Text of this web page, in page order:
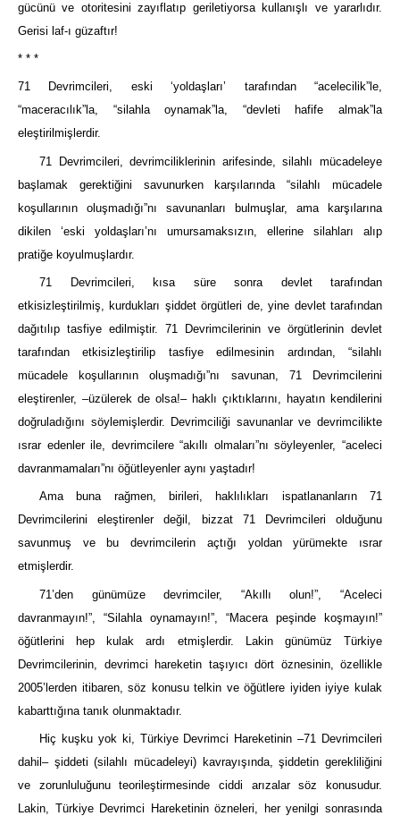
gücünü ve otoritesini zayıflatıp geriletiyorsa kullanışlı ve yararlıdır.
Gerisi laf-ı güzaftır!
* * *
71 Devrimcileri, eski ‘yoldaşları’ tarafından “acelecilik”le,
“maceracılık”la, “silahla oynamak”la, “devleti hafife almak”la
eleştirilmişlerdir.
71 Devrimcileri, devrimciliklerinin arifesinde, silahlı mücadeleye
başlamak gerektiğini savunurken karşılarında “silahlı mücadele
koşullarının oluşmadığı”nı savunanları bulmuşlar, ama karşılarına
dikilen ‘eski yoldaşları’nı umursamaksızın, ellerine silahları alıp
pratiğe koyulmuşlardır.
71 Devrimcileri, kısa süre sonra devlet tarafından
etkisizleştirilmiş, kurdukları şiddet örgütleri de, yine devlet tarafından
dağıtılıp tasfiye edilmiştir. 71 Devrimcilerinin ve örgütlerinin devlet
tarafından etkisizleştirilip tasfiye edilmesinin ardından, “silahlı
mücadele koşullarının oluşmadığı”nı savunan, 71 Devrimcilerini
eleştirenler, –üzülerek de olsa!– haklı çıktıklarını, hayatın kendilerini
doğruladığını söylemişlerdir. Devrimciliği savunanlar ve devrimcilikte
ısrar edenler ile, devrimcilere “akıllı olmaları”nı söyleyenler, “aceleci
davranmamaları”nı öğütleyenler aynı yaştadır!
Ama buna rağmen, birileri, haklılıkları ispatlananların 71
Devrimcilerini eleştirenler değil, bizzat 71 Devrimcileri olduğunu
savunmuş ve bu devrimcilerin açtığı yoldan yürümekte ısrar
etmişlerdir.
71’den günümüze devrimciler, “Akıllı olun!”, “Aceleci
davranmayın!”, “Silahla oynamayın!”, “Macera peşinde koşmayın!”
öğütlerini hep kulak ardı etmişlerdir. Lakin günümüz Türkiye
Devrimcilerinin, devrimci hareketin taşıyıcı dört öznesinin, özellikle
2005’lerden itibaren, söz konusu telkin ve öğütlere iyiden iyiye kulak
kabarttığına tanık olunmaktadır.
Hiç kuşku yok ki, Türkiye Devrimci Hareketinin –71 Devrimcileri
dahil– şiddeti (silahlı mücadeleyi) kavrayışında, şiddetin gerekliliğini
ve zorunluluğunu teorileştirmesinde ciddi arızalar söz konusudur.
Lakin, Türkiye Devrimci Hareketinin özneleri, her yenilgi sonrasında